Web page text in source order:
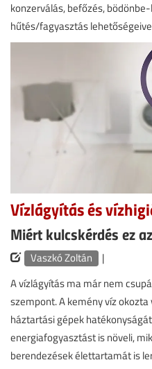
konzerválás, befőzés,
hűtés/fagyasztás
Vízlágyítás és
Miért kulcskérdés ez
Vaszkó Zoltán
|
A vízlágyítás ma már nem
szempont. A kemény víz
háztartási gépek
energiafogyasztást is növeli,
berendezések élettartamát is